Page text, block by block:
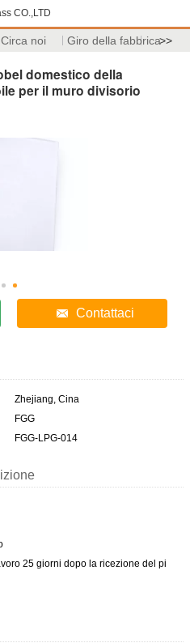
CO.,LTD
Circa noi Giro della fabbrica>>
domestico della
per il muro divisorio
Contattaci
Zhejiang, Cina
FGG
FGG-LPG-014
25 giorni dopo la ricezione del pi